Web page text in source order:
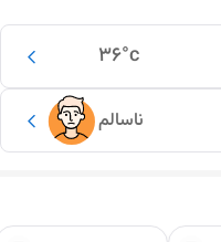
36°c
ناسالم